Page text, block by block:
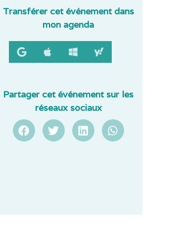
Transférer cet événement dans
mon agenda
Partager cet événement sur les
réseaux sociaux